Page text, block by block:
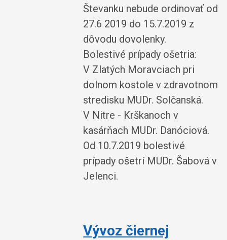
Števanku nebude ordinovať od
27.6 2019 do 15.7.2019 z
dôvodu dovolenky.
Bolestivé prípady ošetria:
V Zlatých Moravciach pri
dolnom kostole v zdravotnom
stredisku MUDr. Solčanská.
V Nitre - Krškanoch v
kasárňach MUDr. Danóciová.
Od 10.7.2019 bolestivé
prípady ošetrí MUDr. Šabová v
Jelenci.
Vývoz čiernej